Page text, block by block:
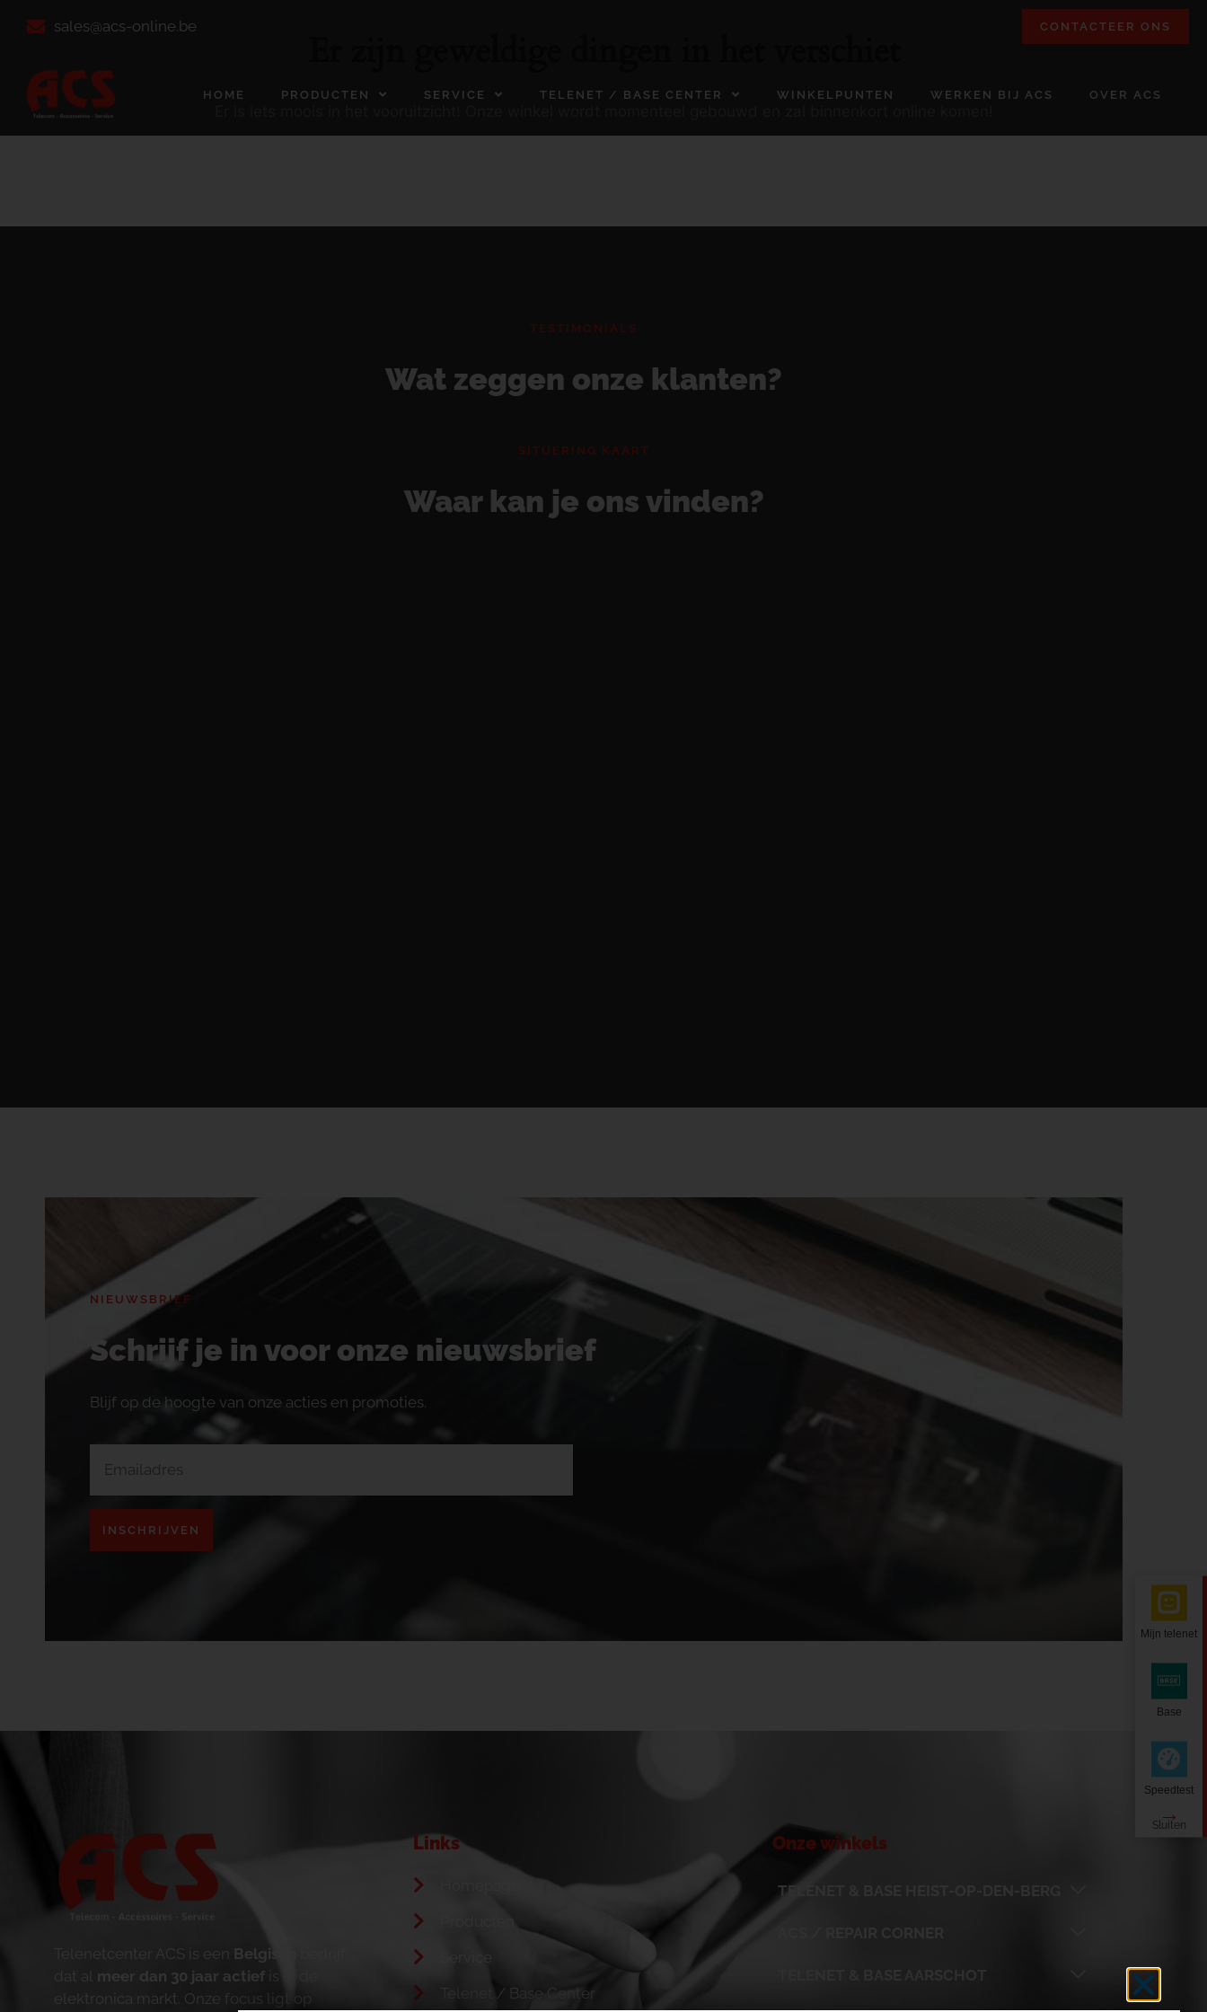
sales@acs-online.be CONTACTEER ONS
HOME PRODUCTEN SERVICE TELENET / BASE CENTER WINKELPUNTEN WERKEN BIJ ACS OVER ACS
TESTIMONIALS
Wat zeggen onze klanten?
SITUERING KAART
Waar kan je ons vinden?
NIEUWSBRIEF
Schrijf je in voor onze nieuwsbrief
Blijf op de hoogte van onze acties en promoties.
INSCHRIJVEN
Telenetcenter ACS is een Belgisch
dat al meer dan 30 jaar actief is in de
elektronica markt. Onze focus ligt op
Links
Telenet / Base Center
Onze winkels
TELENET & BASE HEIST-OP-DEN-BERG
Mijn telenet
Base
Speedtest